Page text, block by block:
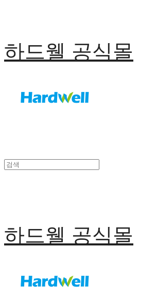
하드웰 공식몰
하드웰 공식몰